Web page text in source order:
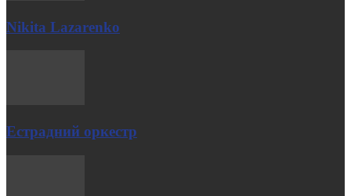
Nikita Lazarenko
Естрадний оркестр